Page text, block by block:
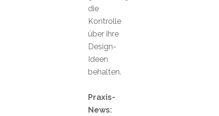
die
Kontrolle
über ihre
Design-
Ideen
behalten.
Praxis-
News: